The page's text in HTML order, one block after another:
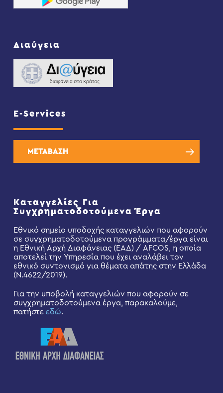
Διαύγεια
E-Services
ΜΕΤΑΒΑΣΗ
Καταγγελίες Για
Συγχρηματοδοτούμενα Έργα
Εθνικό σημείο υποδοχής καταγγελιών που αφορούν
σε συγχρηματοδοτούμενα προγράμματα/έργα είναι
η Εθνική Αρχή Διαφάνειας (ΕΑΔ) / AFCOS, η οποία
αποτελεί την Υπηρεσία που έχει αναλάβει τον
εθνικό συντονισμό για θέματα απάτης στην Ελλάδα
(Ν.4622/2019).
Για την υποβολή καταγγελιών που αφορούν σε
συγχρηματοδοτούμενα έργα, παρακαλούμε,
πατήστε εδώ.